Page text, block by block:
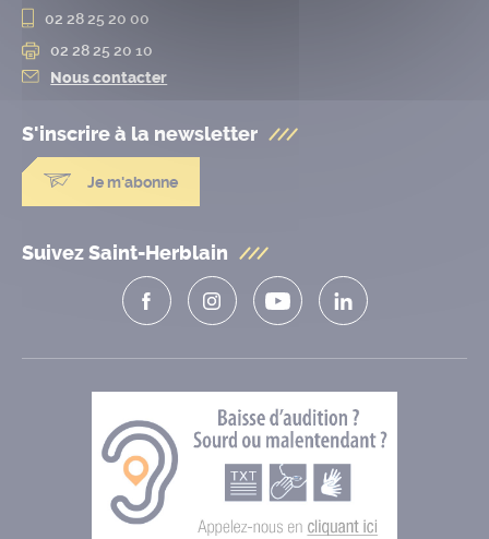
02 28 25 20 00
02 28 25 20 10
Nous contacter
S'inscrire à la newsletter
Je m'abonne
Suivez Saint-Herblain